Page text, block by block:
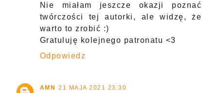
Nie miałam jeszcze okazji poznać
twórczości tej autorki, ale widzę, że
warto to zrobić :)
Gratuluję kolejnego patronatu <3
Odpowiedz
AMN 21 MAJA 2021 23:30